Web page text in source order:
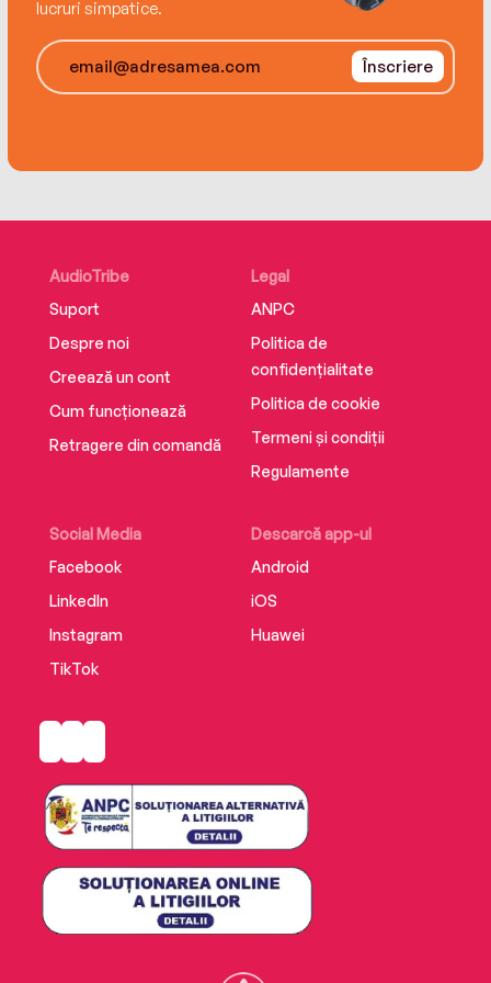
lucruri simpatice.
Înscriere
AudioTribe
Suport
Despre noi
Creează un cont
Cum funcționează
Retragere din comandă
Social Media
Facebook
LinkedIn
Instagram
TikTok
Descarcă app-ul
Android
iOS
Huawei
Legal
ANPC
Politica de
confidențialitate
Politica de cookie
Termeni și condiții
Regulamente